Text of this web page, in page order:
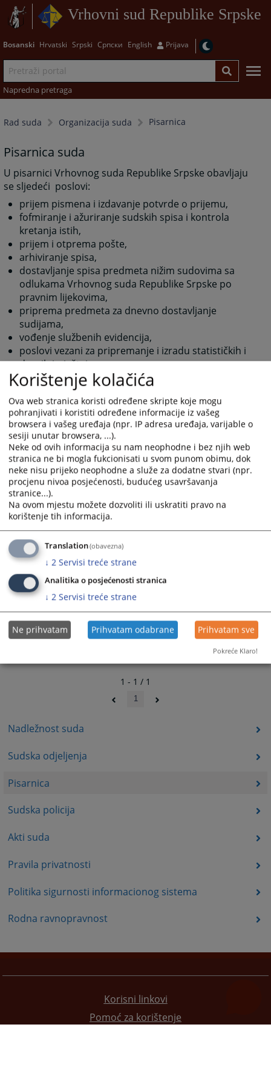
Vrhovni sud Republike Srpske
Bosanski Hrvatski Srpski Српски English Prijava
Napredna pretraga
Rad suda Organizacija suda Pisarnica
Nadležnost suda
Sudska odjeljenja
Pisarnica
Sudska policija
Akti suda
Pravila privatnosti
Politika sigurnosti informacionog sistema
Rodna ravnopravnost
Pisarnica suda
U pisarnici Vrhovnog suda Republike Srpske obavljaju
se sljedeći poslovi:
prijem pismena i izdavanje potvrde o prijemu,
fofmiranje i ažuriranje sudskih spisa i kontrola
kretanja istih,
prijem i otprema pošte,
arhiviranje spisa,
dostavljanje spisa predmeta nižim sudovima sa
odlukama Vrhovnog suda Republike Srpske po
pravnim lijekovima,
priprema predmeta za dnevno dostavljanje
sudijama,
vođenje službenih evidencija,
poslovi vezani za pripremanje i izradu statističkih i
drugih izvještaja,
durgi poslovi propisani pozitivnim propisima.
3007PREGLEDA
1 - 1 / 1
1
Korisni linkovi
Pomoć za korištenje
Korištenje kolačića
Ova web stranica koristi određene skripte koje mogu
pohranjivati i koristiti određene informacije iz vašeg
browsera i vašeg uređaja (npr. IP adresa uređaja, varijable o
sesiji unutar browsera, ...).
Neke od ovih informacija su nam neophodne i bez njih web
stranica ne bi mogla fukcionisati u svom punom obimu, dok
neke nisu prijeko neophodne a služe za dodatne stvari (npr.
procjenu nivoa posjećenosti, budućeg usavršavanja
stranice...).
Na ovom mjestu možete dozvoliti ili uskratiti pravo na
korištenje tih informacija.
Translation(obavezna)
↓ 2 Servisi treće strane
Analitika o posjećenosti stranica
↓ 2 Servisi treće strane
Ne prihvatam Prihvatam odabrane Prihvatam sve
Pokreće Klaro!